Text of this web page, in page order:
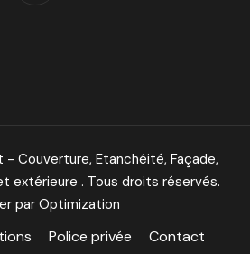
- Couverture, Etanchéité, Façade,
extérieure . Tous droits réservés.
par Optimization
Police privée Contact